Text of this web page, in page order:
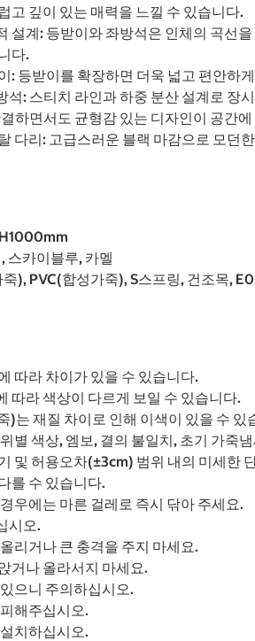
고 깊이 있는 매력을 느낄 수 있습니다.
설계: 등받이와 좌방석은 인체의 곡선
다.
: 등받이를 확장하면 더욱 넓고 편안하
석: 스티치 라인과 하중 분산 설계로 장
하면서도 균형감 있는 디자인이 공간
다리: 고급스러운 블랙 마감으로 모던
스카이블루, 카멜
), PVC(합성가죽), S스프링, 건조목,
따라 차이가 있을 수 있습니다.
따라 색상이 다르게 보일 수 있습니다.
)는 재질 차이로 인해 이색이 있을 수 있
별 색상, 엠보, 결의 불일치, 초기 가죽
및 허용오차(±3cm) 범위 내의 미세한
를 수 있습니다.
우에는 마른 걸레로 즉시 닦아 주세요.
시오.
리거나 큰 충격을 주지 마세요.
거나 올라서지 마세요.
으니 주의하십시오.
해주십시오.
치하십시오.